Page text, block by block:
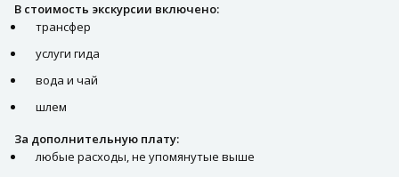
В стоимость экскурсии включено:
трансфер
услуги гида
вода и чай
шлем
За дополнительную плату:
любые расходы, не упомянутые выше